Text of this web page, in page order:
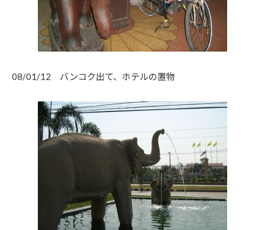
08/01/12 バンコク出て、ホテルの置物